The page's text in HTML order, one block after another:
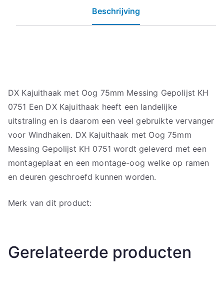
Beschrijving
DX Kajuithaak met Oog 75mm Messing Gepolijst KH
0751 Een DX Kajuithaak heeft een landelijke
uitstraling en is daarom een veel gebruikte vervanger
voor Windhaken. DX Kajuithaak met Oog 75mm
Messing Gepolijst KH 0751 wordt geleverd met een
montageplaat en een montage-oog welke op ramen
en deuren geschroefd kunnen worden.
Merk van dit product:
Gerelateerde producten